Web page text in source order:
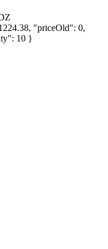
"priceOld": 0,
10 }